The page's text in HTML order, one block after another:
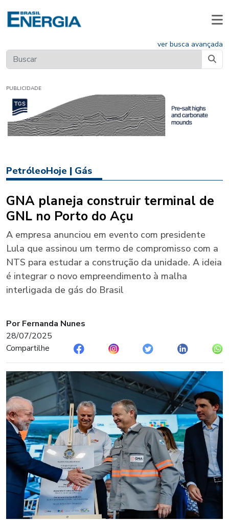
ver busca avançada
PUBLICIDADE
PetróleoHoje | Gás
GNA planeja construir terminal de
GNL no Porto do Açu
A empresa anunciou em evento com presidente
Lula que assinou um termo de compromisso com a
NTS para estudar a construção da unidade. A ideia
é integrar o novo empreendimento à malha
interligada de gás do Brasil
Por Fernanda Nunes
28/07/2025
Compartilhe